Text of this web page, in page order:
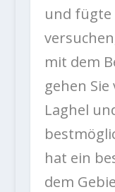
und fügte
mit dem
gehen
Laghel
hat ein
dem